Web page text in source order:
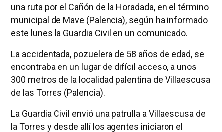
una ruta por el Cañón de la Horadada, en el término
municipal de Mave (Palencia), según ha informado
este lunes la Guardia Civil en un comunicado.
La accidentada, pozuelera de 58 años de edad, se
encontraba en un lugar de difícil acceso, a unos
300 metros de la localidad palentina de Villaescusa
de las Torres (Palencia).
La Guardia Civil envió una patrulla a Villaescusa de
la Torres y desde allí los agentes iniciaron el